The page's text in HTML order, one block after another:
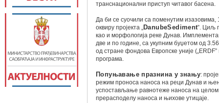
транснационални приступ читавог басена.
Да би се суочили са поменутим
оквиру пројекта „DanubeSediment”. Циљ
као и морфологија реке Дунав.
две и по године, са укупним буџетом од
од стране фондова Европске уније
програма.
Попуњавање празнина у знању:
режим проноса наноса на реци Дунав и
успостављање равнотеже наноса на
прерасподелу наноса и њихове утицаје.